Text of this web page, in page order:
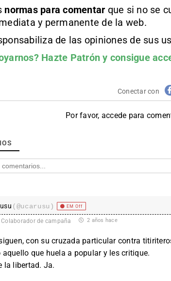
normas para comentar que si no se
y permanente de la web.
de las opiniones de sus
Hazte Patrón y consigue
Conectar con
Por favor, accede para
(@ucarusu) EM Off
Colaborador de campaña 2 años hace
con su cruzada particular contra
aquello que huela a popular y les critique.
la libertad. Ja.